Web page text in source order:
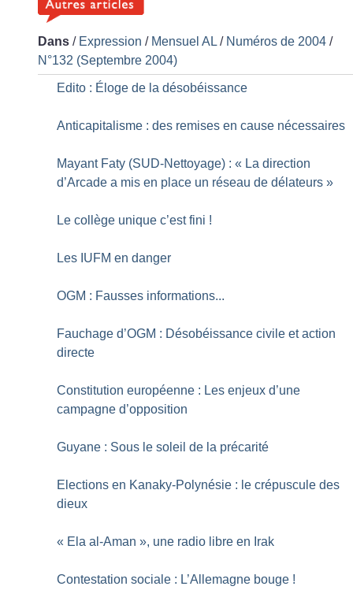
Dans / Expression / Mensuel AL / Numéros de 2004 /
N°132 (Septembre 2004)
Edito : Éloge de la désobéissance
Anticapitalisme : des remises en cause nécessaires
Mayant Faty (SUD-Nettoyage) : « La direction
d’Arcade a mis en place un réseau de délateurs »
Le collège unique c’est fini !
Les IUFM en danger
OGM : Fausses informations...
Fauchage d’OGM : Désobéissance civile et action
directe
Constitution européenne : Les enjeux d’une
campagne d’opposition
Guyane : Sous le soleil de la précarité
Elections en Kanaky-Polynésie : le crépuscule des
dieux
« Ela al-Aman », une radio libre en Irak
Contestation sociale : L’Allemagne bouge !